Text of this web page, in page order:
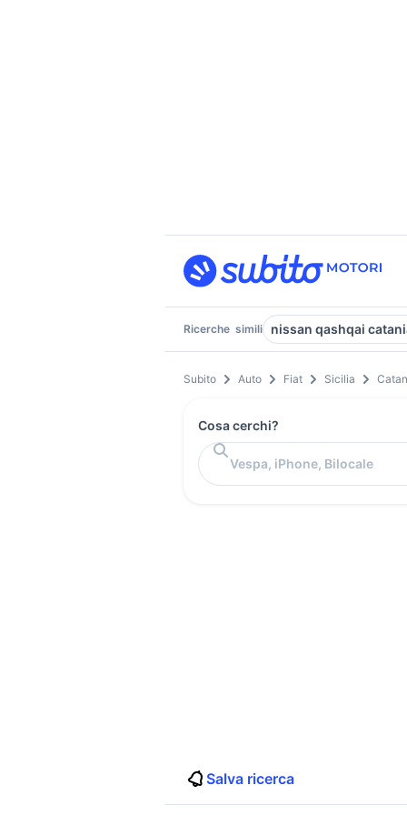
Ricerche simili nissan qashqai
Subito Auto Fiat Sicilia
Cosa cerchi?
Salva ricerca